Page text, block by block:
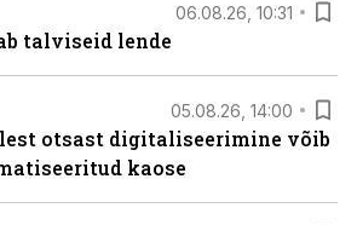
06.08.26, 10:31
talviseid lende
05.08.26, 14:00
otsast digitaliseerimine võib
kaose